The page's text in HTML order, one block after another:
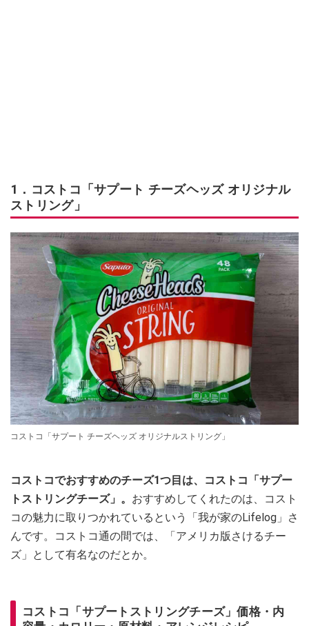
1．コストコ「サプート チーズヘッズ オリジナル
ストリング」
コストコ「サプート チーズヘッズ オリジナルストリング」
コストコでおすすめのチーズ1つ目は、コストコ「サプー
トストリングチーズ」。 おすすめしてくれたのは、コスト
コの魅力に取りつかれているという「我が家のLifelog」さ
んです。コストコ通の間では、「アメリカ版さけるチー
ズ」として有名なのだとか。
コストコ「サプートストリングチーズ」価格・内